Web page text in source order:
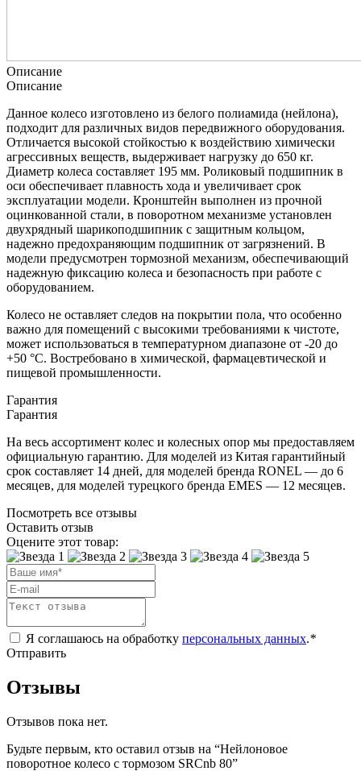
Описание
Описание
Данное колесо изготовлено из белого полиамида (нейлона),
подходит для различных видов передвижного оборудования.
Отличается высокой стойкостью к воздействию химически
агрессивных веществ, выдерживает нагрузку до 650 кг.
Диаметр колеса составляет 195 мм. Роликовый подшипник в
оси обеспечивает плавность хода и увеличивает срок
эксплуатации модели. Кронштейн выполнен из прочной
оцинкованной стали, в поворотном механизме установлен
двухрядный шарикоподшипник с защитным кольцом,
надежно предохраняющим подшипник от загрязнений. В
модели предусмотрен тормозной механизм, обеспечивающий
надежную фиксацию колеса и безопасность при работе с
оборудованием.
Колесо не оставляет следов на покрытии пола, что особенно
важно для помещений с высокими требованиями к чистоте,
может использоваться в температурном диапазоне от -20 до
+50 °С. Востребовано в химической, фармацевтической и
пищевой промышленности.
Гарантия
Гарантия
На весь ассортимент колес и колесных опор мы предоставляем
официальную гарантию. Для моделей из Китая гарантийный
срок составляет 14 дней, для моделей бренда RONEL — до 6
месяцев, для моделей турецкого бренда EMES — 12 месяцев.
Посмотреть все отзывы
Оставить отзыв
Оцените этот товар:
Я соглашаюсь на обработку персональных данных.*
Отправить
Отзывы
Отзывов пока нет.
Будьте первым, кто оставил отзыв на “Нейлоновое
поворотное колесо с тормозом SRCnb 80”